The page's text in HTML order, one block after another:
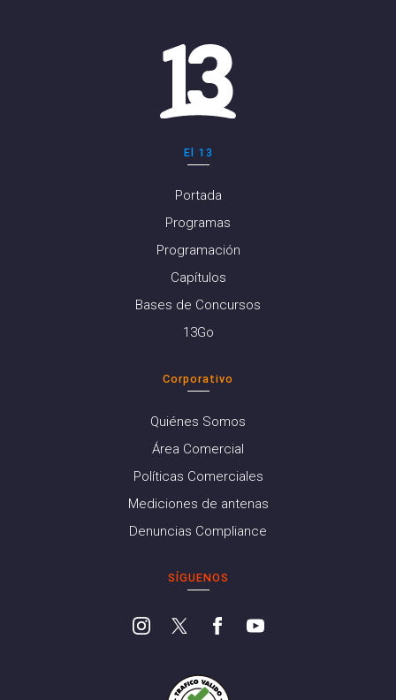
El 13
Portada
Programas
Programación
Capítulos
Bases de Concursos
13Go
Corporativo
Quiénes Somos
Área Comercial
Políticas Comerciales
Mediciones de antenas
Denuncias Compliance
SÍGUENOS